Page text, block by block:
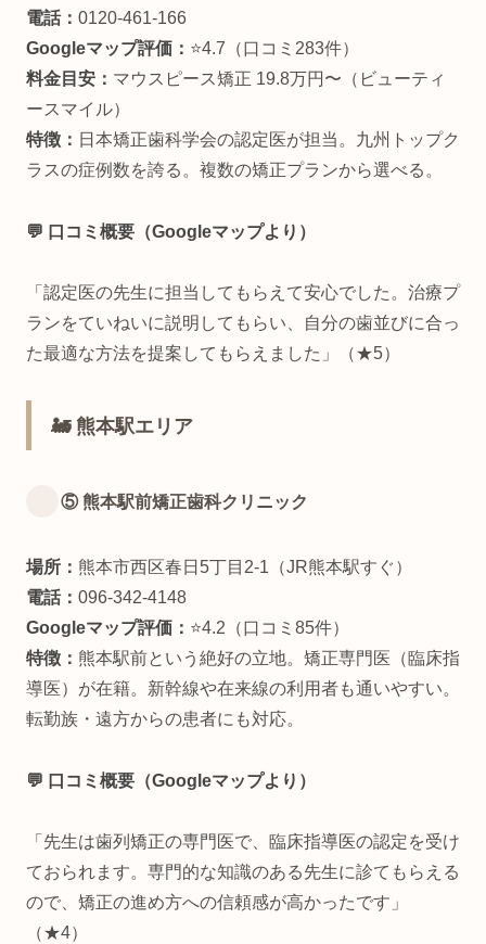
電話： 0120-461-166
Googleマップ評価： ⭐4.7（口コミ283件）
料金目安： マウスピース矯正 19.8万円〜（ビューティ
ースマイル）
特徴： 日本矯正歯科学会の認定医が担当。九州トップク
ラスの症例数を誇る。複数の矯正プランから選べる。
💬 口コミ概要（Googleマップより）
「認定医の先生に担当してもらえて安心でした。治療プ
ランをていねいに説明してもらい、自分の歯並びに合っ
た最適な方法を提案してもらえました」（★5）
🚂 熊本駅エリア
⑤ 熊本駅前矯正歯科クリニック
場所： 熊本市西区春日5丁目2-1（JR熊本駅すぐ）
電話： 096-342-4148
Googleマップ評価： ⭐4.2（口コミ85件）
特徴： 熊本駅前という絶好の立地。矯正専門医（臨床指
導医）が在籍。新幹線や在来線の利用者も通いやすい。
転勤族・遠方からの患者にも対応。
💬 口コミ概要（Googleマップより）
「先生は歯列矯正の専門医で、臨床指導医の認定を受け
ておられます。専門的な知識のある先生に診てもらえる
ので、矯正の進め方への信頼感が高かったです」
（★4）